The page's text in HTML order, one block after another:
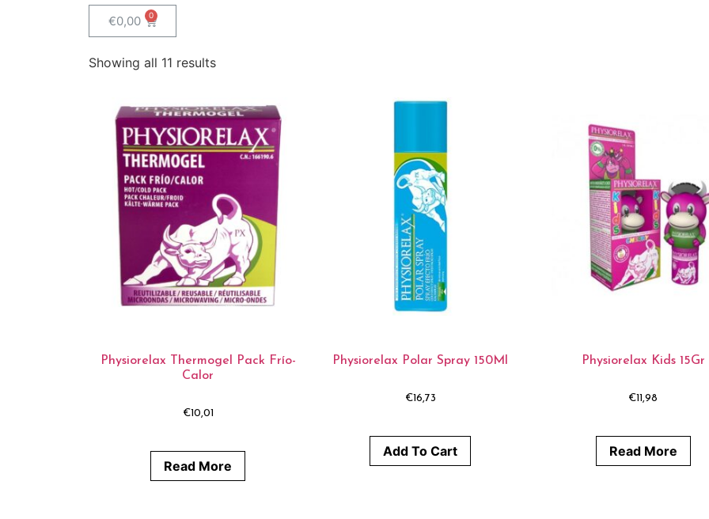
€0,00
Showing all 11 results
Physiorelax Thermogel Pack Frío-
Calor
€10,01
Read More
Physiorelax Polar Spray 150Ml
€16,73
Add To Cart
Physiorelax Kids 15Gr
€11,98
Read More